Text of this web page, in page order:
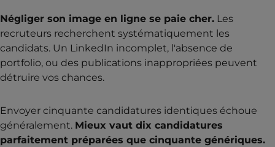
Négliger son image en ligne se paie cher. Les
recruteurs recherchent systématiquement les
candidats. Un LinkedIn incomplet, l'absence de
portfolio, ou des publications inappropriées peuvent
détruire vos chances.
Envoyer cinquante candidatures identiques échoue
généralement. Mieux vaut dix candidatures
parfaitement préparées que cinquante génériques.